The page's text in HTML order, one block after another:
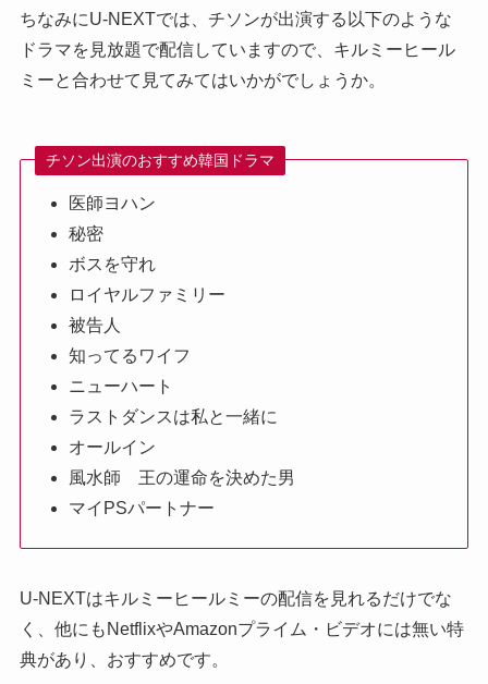
ちなみにU-NEXTでは、チソンが出演する以下のような
ドラマを見放題で配信していますので、キルミーヒール
ミーと合わせて見てみてはいかがでしょうか。
チソン出演のおすすめ韓国ドラマ
医師ヨハン
秘密
ボスを守れ
ロイヤルファミリー
被告人
知ってるワイフ
ニューハート
ラストダンスは私と一緒に
オールイン
風水師 王の運命を決めた男
マイPSパートナー
U-NEXTはキルミーヒールミーの配信を見れるだけでな
く、他にもNetflixやAmazonプライム・ビデオには無い特
典があり、おすすめです。